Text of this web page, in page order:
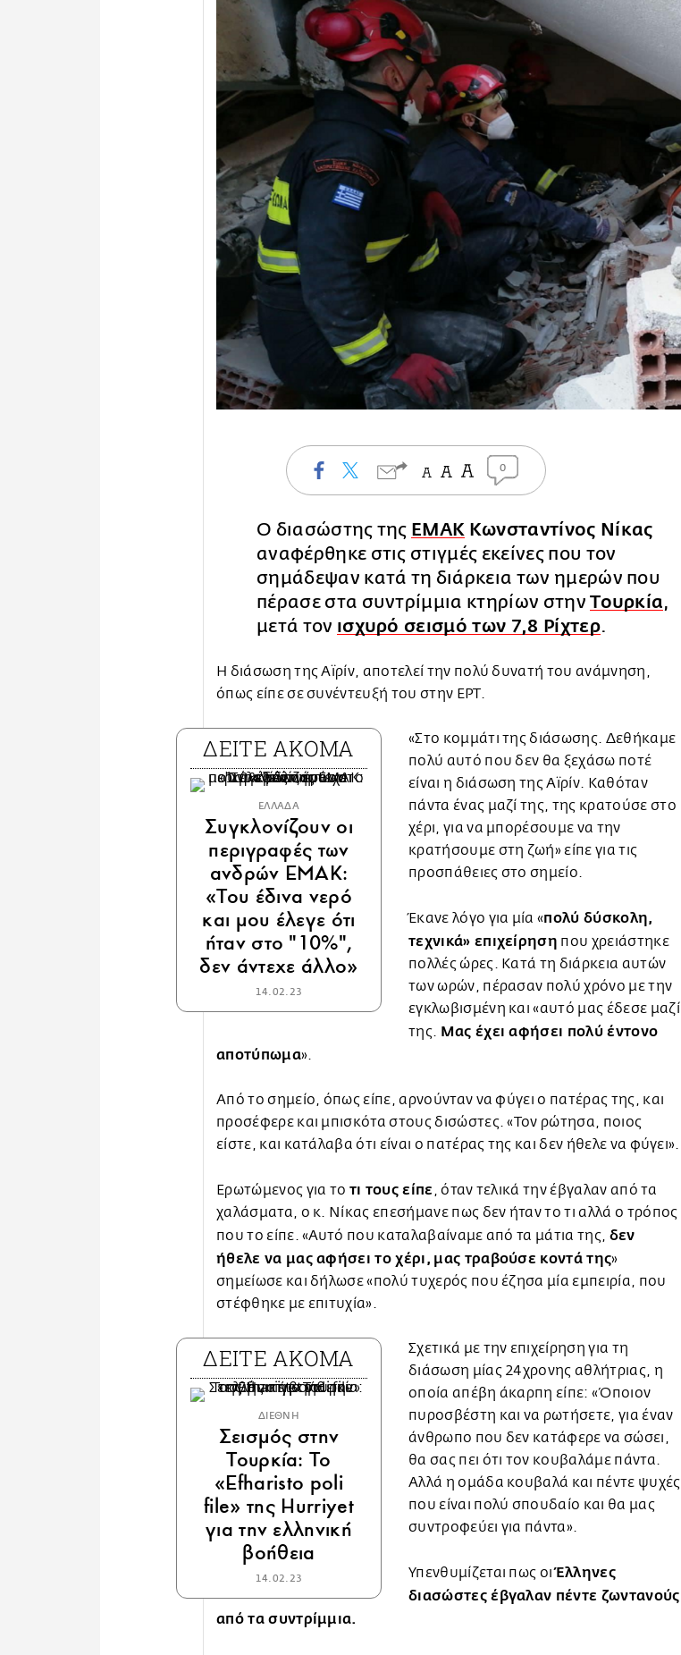
0
O διασώστης της ΕΜΑΚ Κωνσταντίνος Νίκας
αναφέρθηκε στις στιγμές εκείνες που τον
σημάδεψαν κατά τη διάρκεια των ημερών που
πέρασε στα συντρίμμια κτηρίων στηνΤουρκία,
μετά τον ισχυρό σεισμό των 7,8 Ρίχτερ.
Η διάσωση της Αϊρίν, αποτελεί την πολύ δυνατή του ανάμνηση,
όπως είπε σε συνέντευξή του στην ΕΡΤ.
ΔΕΙΤΕ ΑΚΟΜΑ
ΕΛΛΑΔΑ
Συγκλονίζουν οι
περιγραφές των
ανδρών ΕΜΑΚ:
«Του έδινα νερό
και μου έλεγε ότι
ήταν στο "10%",
δεν άντεχε άλλο»
14.02.23
«Στο κομμάτι της διάσωσης. Δεθήκαμε
πολύ αυτό που δεν θα ξεχάσω ποτέ
είναι η διάσωση της Αϊρίν. Καθόταν
πάντα ένας μαζί της, της κρατούσε στο
χέρι, για να μπορέσουμε να την
κρατήσουμε στη ζωή» είπε για τις
προσπάθειες στο σημείο.
Έκανε λόγο για μία «πολύ δύσκολη,
τεχνικά» επιχείρηση που χρειάστηκε
πολλές ώρες. Κατά τη διάρκεια αυτών
των ωρών, πέρασαν πολύ χρόνο με την
εγκλωβισμένη και «αυτό μας έδεσε μαζί
της. Μας έχει αφήσει πολύ έντονο
αποτύπωμα».
Από το σημείο, όπως είπε, αρνούνταν να φύγει ο πατέρας της, και
προσέφερε και μπισκότα στους δισώστες. «Τον ρώτησα, ποιος
είστε, και κατάλαβα ότι είναι ο πατέρας της και δεν ήθελε να φύγει».
Ερωτώμενος για το τι τους είπε, όταν τελικά την έβγαλαν από τα
χαλάσματα, ο κ. Νίκας επεσήμανε πως δεν ήταν το τι αλλά ο τρόπος
που το είπε. «Αυτό που καταλαβαίναμε από τα μάτια της, δεν
ήθελε να μας αφήσει το χέρι, μας τραβούσε κοντά της»
σημείωσε και δήλωσε «πολύ τυχερός που έζησα μία εμπειρία, που
στέφθηκε με επιτυχία».
ΔΕΙΤΕ ΑΚΟΜΑ
ΔΙΕΘΝΗ
Σεισμός στην
Τουρκία: To
«Efharisto poli
file» της Hurriyet
για την ελληνική
βοήθεια
14.02.23
Σχετικά με την επιχείρηση για τη
διάσωση μίας 24χρονης αθλήτριας, η
οποία απέβη άκαρπη είπε: «Όποιον
πυροσβέστη και να ρωτήσετε, για έναν
άνθρωπο που δεν κατάφερε να σώσει,
θα σας πει ότι τον κουβαλάμε πάντα.
Αλλά η ομάδα κουβαλά και πέντε ψυχές
που είναι πολύ σπουδαίο και θα μας
συντροφεύει για πάντα».
Υπενθυμίζεται πως οιΈλληνες
διασώστες έβγαλαν πέντε ζωντανούς
από τα συντρίμμια.